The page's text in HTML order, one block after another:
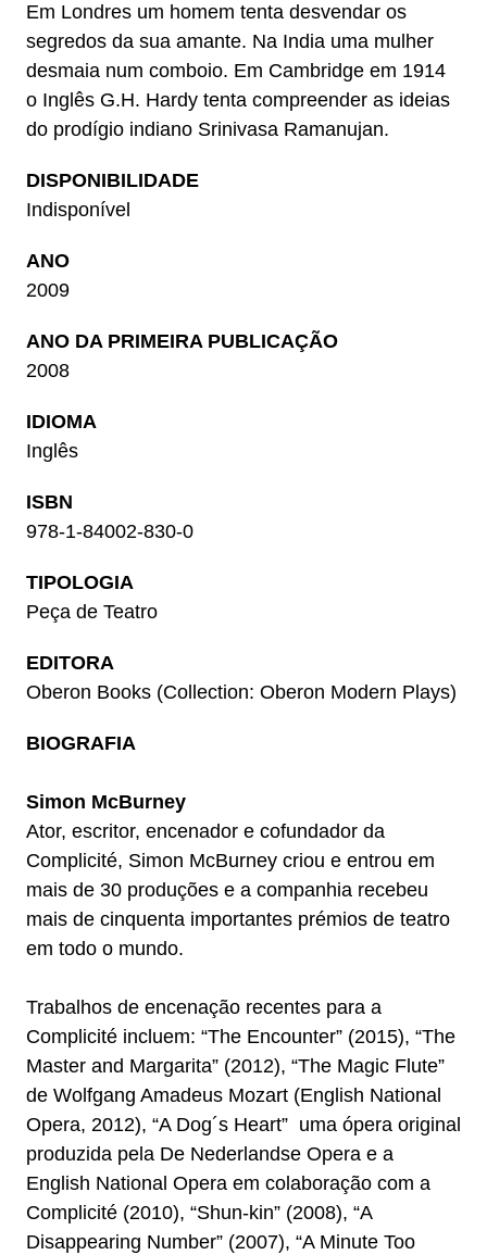
Em Londres um homem tenta desvendar os
segredos da sua amante. Na India uma mulher
desmaia num comboio. Em Cambridge em 1914
o Inglês G.H. Hardy tenta compreender as ideias
do prodígio indiano Srinivasa Ramanujan.
DISPONIBILIDADE
Indisponível
ANO
2009
ANO DA PRIMEIRA PUBLICAÇÃO
2008
IDIOMA
Inglês
ISBN
978-1-84002-830-0
TIPOLOGIA
Peça de Teatro
EDITORA
Oberon Books (Collection: Oberon Modern Plays)
BIOGRAFIA
Simon McBurney
Ator, escritor, encenador e cofundador da
Complicité, Simon McBurney criou e entrou em
mais de 30 produções e a companhia recebeu
mais de cinquenta importantes prémios de teatro
em todo o mundo.
Trabalhos de encenação recentes para a
Complicité incluem: “The Encounter” (2015), “The
Master and Margarita” (2012), “The Magic Flute”
de Wolfgang Amadeus Mozart (English National
Opera, 2012), “A Dog´s Heart” uma ópera original
produzida pela De Nederlandse Opera e a
English National Opera em colaboração com a
Complicité (2010), “Shun-kin” (2008), “A
Disappearing Number” (2007), “A Minute Too